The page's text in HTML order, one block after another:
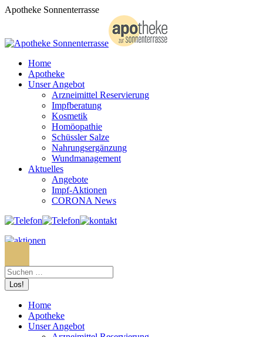
Zum
Apotheke Sonnenterrasse
Home
Apotheke
Unser Angebot
Arzneimittel Reservierung
Impfberatung
Kosmetik
Homöopathie
Schüssler Salze
Nahrungsergänzung
Wundmanagement
Aktuelles
Angebote
Impf-Aktionen
CORONA News
Home
Apotheke
Unser Angebot